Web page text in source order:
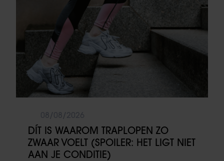
DÍT IS WAAROM TRAPLOPEN ZO
ZWAAR VOELT (SPOILER: HET LIGT NIET
AAN JE CONDITIE)